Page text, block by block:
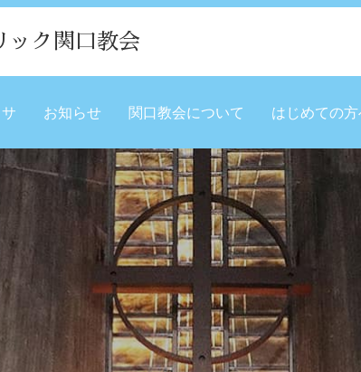
ック関口教会
お知らせ 関口教会について はじめての方